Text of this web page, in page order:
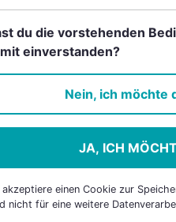
Einfach und
du die vorstehenden
einverstanden?
Nein, ich möchte
JA, ICH
akzeptiere einen Cookie zur
nicht für eine weitere